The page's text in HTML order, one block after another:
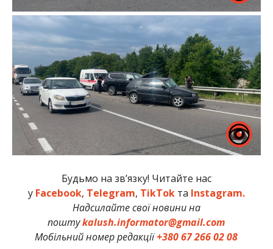
Будьмо на зв’язку! Читайте нас
у Facebook, Telegram, TikTokта Instagram.
Надсилайте свої новини на
поштуkalush.informator@gmail.com
Мобільний номер редакції+380 67 266 02 08